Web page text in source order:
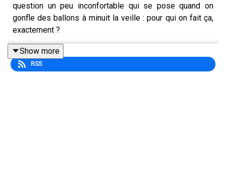
question un peu inconfortable qui se pose quand on
gonfle des ballons à minuit la veille : pour qui on fait ça,
exactement ?
Ce n'est pas un épisode contre les belles fêtes, c'est un
Show more
RSS